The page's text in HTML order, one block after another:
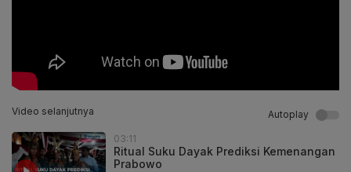
Video selanjutnya Autoplay
03:11
Ritual Suku Dayak Prediksi Kemenangan
Prabowo